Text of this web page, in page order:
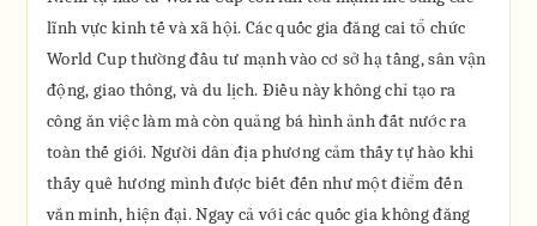
lĩnh vực kinh tế và xã hội. Các quốc gia đăng cai tổ chức
World Cup thường đầu tư mạnh vào cơ sở hạ tầng, sân vận
động, giao thông, và du lịch. Điều này không chỉ tạo ra
công ăn việc làm mà còn quảng bá hình ảnh đất nước ra
toàn thế giới. Người dân địa phương cảm thấy tự hào khi
thấy quê hương mình được biết đến như một điểm đến
văn minh, hiện đại. Ngay cả với các quốc gia không đăng